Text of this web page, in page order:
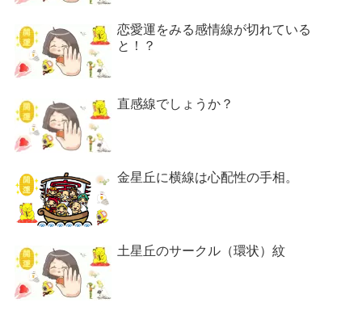
恋愛運をみる感情線が切れている
と！？
直感線でしょうか？
金星丘に横線は心配性の手相。
土星丘のサークル（環状）紋